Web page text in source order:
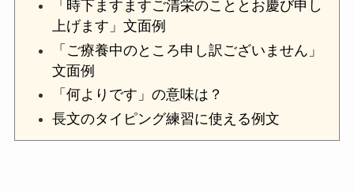
「時下ますますご清栄のこととお慶び申し
上げます」文面例
「ご療養中のところ申し訳ございません」
文面例
「何よりです」の意味は？
長文のタイピング練習に使える例文